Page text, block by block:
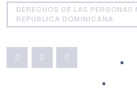
DERECHOS DE LAS PERSONAS
REPÚBLICA DOMINICANA